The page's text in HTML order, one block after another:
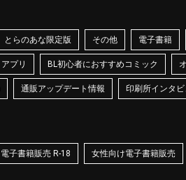
とらのあな限定版 その他 電子書籍
アプリ BL初心者におすすめコミック
通販アップデート情報 印刷所インタ
電子書籍販売 R-18 女性向け電子書籍販売